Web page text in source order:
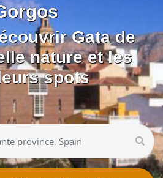
Gata de
nature et les
spots